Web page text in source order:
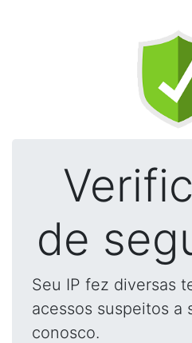
de
Seu IP fez diversas
acessos suspeitos a
conosco.